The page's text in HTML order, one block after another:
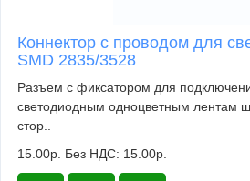
Коннектор с проводом для
SMD 2835/3528
Разъем с фиксатором для
светодиодным одноцветным лентам
стор..
15.00р. Без НДС: 15.00р.